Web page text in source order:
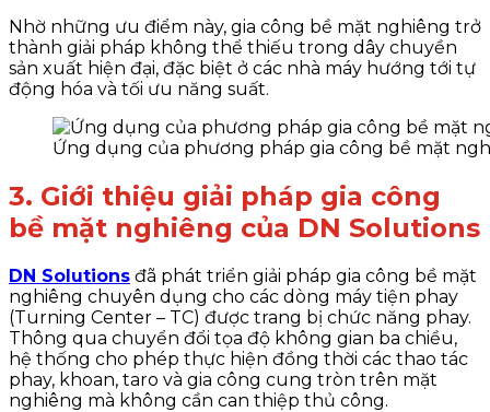
Nhờ những ưu điểm này, gia công bề mặt nghiêng trở
thành giải pháp không thể thiếu trong dây chuyền
sản xuất hiện đại, đặc biệt ở các nhà máy hướng tới tự
động hóa và tối ưu năng suất.
Ứng dụng của phương pháp gia công bề mặt
3. Giới thiệu giải pháp gia công
bề mặt nghiêng của DN Solutions
DN Solutions đã phát triển giải pháp gia công bề mặt
nghiêng chuyên dụng cho các dòng máy tiện phay
(Turning Center – TC) được trang bị chức năng phay.
Thông qua chuyển đổi tọa độ không gian ba chiều,
hệ thống cho phép thực hiện đồng thời các thao tác
phay, khoan, taro và gia công cung tròn trên mặt
nghiêng mà không cần can thiệp thủ công.